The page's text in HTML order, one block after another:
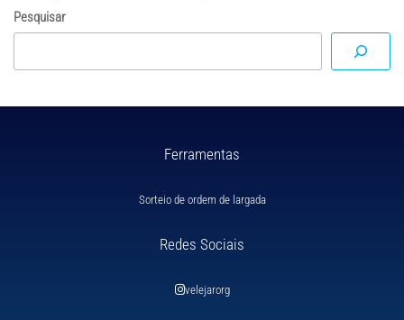
Pesquisar
Ferramentas
Sorteio de ordem de largada
Redes Sociais
velejarorg